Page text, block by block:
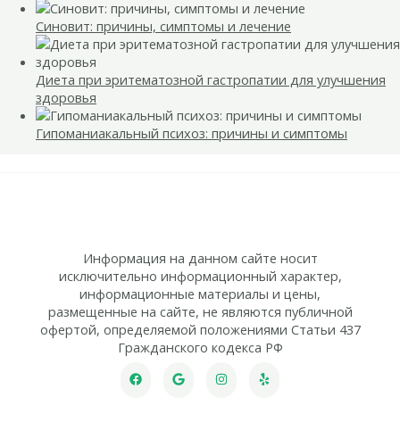
Синовит: причины, симптомы и лечение
Диета при эритематозной гастропатии для улучшения
здоровья
Гипоманиакальный психоз: причины и симптомы
Информация на данном сайте носит
исключительно информационный характер,
информационные материалы и цены,
размещенные на сайте, не являются публичной
офертой, определяемой положениями Статьи 437
Гражданского кодекса РФ